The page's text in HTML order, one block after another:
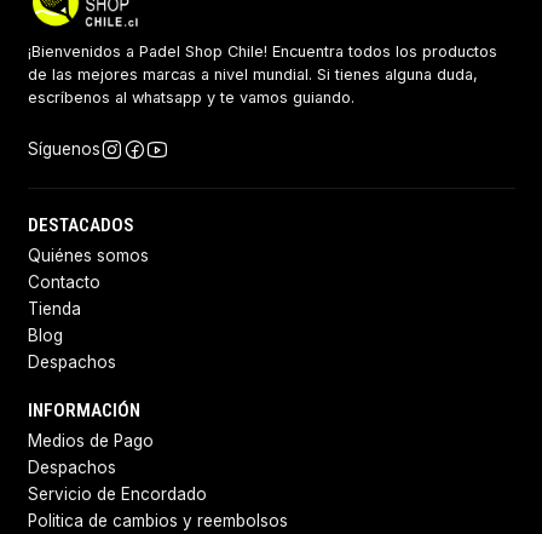
¡Bienvenidos a Padel Shop Chile! Encuentra todos los productos
de las mejores marcas a nivel mundial. Si tienes alguna duda,
escríbenos al whatsapp y te vamos guiando.
Síguenos
DESTACADOS
Quiénes somos
Contacto
Tienda
Blog
Despachos
INFORMACIÓN
Medios de Pago
Despachos
Servicio de Encordado
Politica de cambios y reembolsos